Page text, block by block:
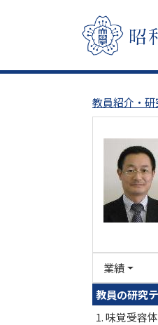
教員紹介・
業績
教員の研究
1. 味覚受容